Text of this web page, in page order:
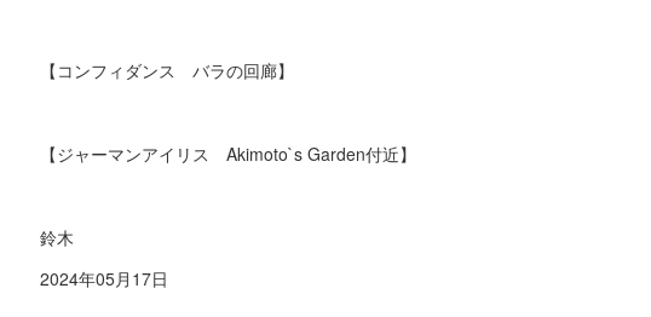
【コンフィダンス バラの回廊】
【ジャーマンアイリス Akimoto`s Garden付近】
鈴木
2024年05月17日